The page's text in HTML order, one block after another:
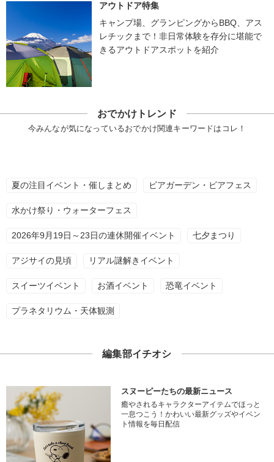
アウトドア特集
キャンプ場、グランピングからBBQ、アス
レチックまで！非日常体験を存分に堪能で
きるアウトドアスポットを紹介
おでかけトレンド
今みんなが気になっているおでかけ関連キーワードはコレ！
夏の注目イベント・催しまとめ ビアガーデン・ビアフェス
水かけ祭り・ウォーターフェス
2026年9月19日～23日の連休開催イベント 七夕まつり
アジサイの見頃 リアル謎解きイベント
スイーツイベント お酒イベント 恐竜イベント
プラネタリウム・天体観測
編集部イチオシ
スヌーピーたちの最新ニュース
癒やされるキャラクターアイテムでほっと
一息つこう！かわいい最新グッズやイベン
ト情報を毎日配信